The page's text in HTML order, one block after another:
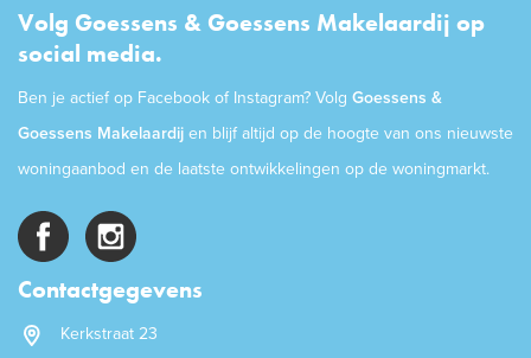
Volg Goessens & Goessens Makelaardij op
social media.
Ben je actief op Facebook of Instagram? Volg Goessens &
Goessens Makelaardij en blijf altijd op de hoogte van ons nieuwste
woningaanbod en de laatste ontwikkelingen op de woningmarkt.
Contactgegevens
Kerkstraat 23